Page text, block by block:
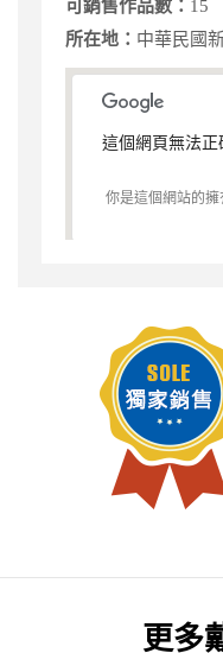
可銷售作品數： 15
所在地： 中華民國
這個網頁無法正
你是這個網站的擁
更多